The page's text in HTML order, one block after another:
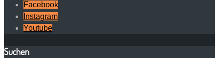
Facebook
Instagram
Youtube
Suchen